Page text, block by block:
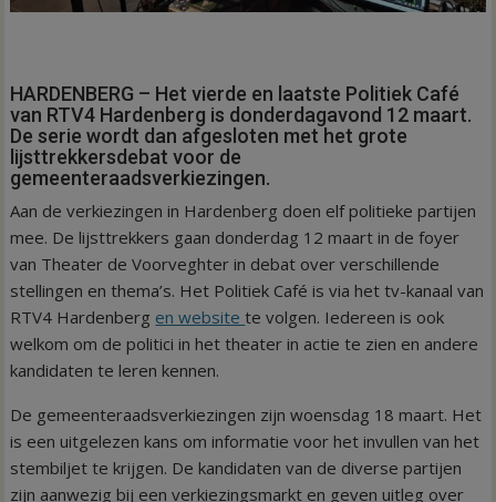
HARDENBERG – Het vierde en laatste Politiek Café
van RTV4 Hardenberg is donderdagavond 12 maart.
De serie wordt dan afgesloten met het grote
lijsttrekkersdebat voor de
gemeenteraadsverkiezingen.
Aan de verkiezingen in Hardenberg doen elf politieke partijen
mee. De lijsttrekkers gaan donderdag 12 maart in de foyer
van Theater de Voorveghter in debat over verschillende
stellingen en thema’s. Het Politiek Café is via het tv-kanaal van
RTV4 Hardenberg en websitete volgen. Iedereen is ook
welkom om de politici in het theater in actie te zien en andere
kandidaten te leren kennen.
De gemeenteraadsverkiezingen zijn woensdag 18 maart. Het
is een uitgelezen kans om informatie voor het invullen van het
stembiljet te krijgen. De kandidaten van de diverse partijen
zijn aanwezig bij een verkiezingsmarkt en geven uitleg over